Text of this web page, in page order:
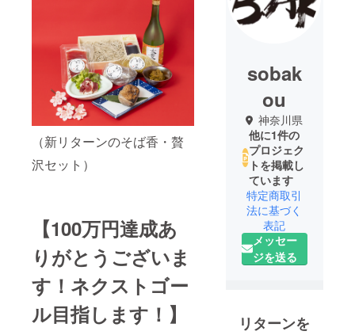
（新リターンのそば香・贅
沢セット）
【100万円達成あ
りがとうございま
す！ネクストゴー
ル目指します！】
sobak
ou
神奈川県
他に1件の
プロジェク
トを掲載し
ています
特定商取引
法に基づく
表記
メッセー
ジを送る
リターンを